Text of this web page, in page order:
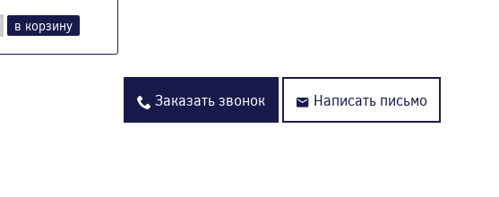
в корзину
Заказать звонок Написать письмо